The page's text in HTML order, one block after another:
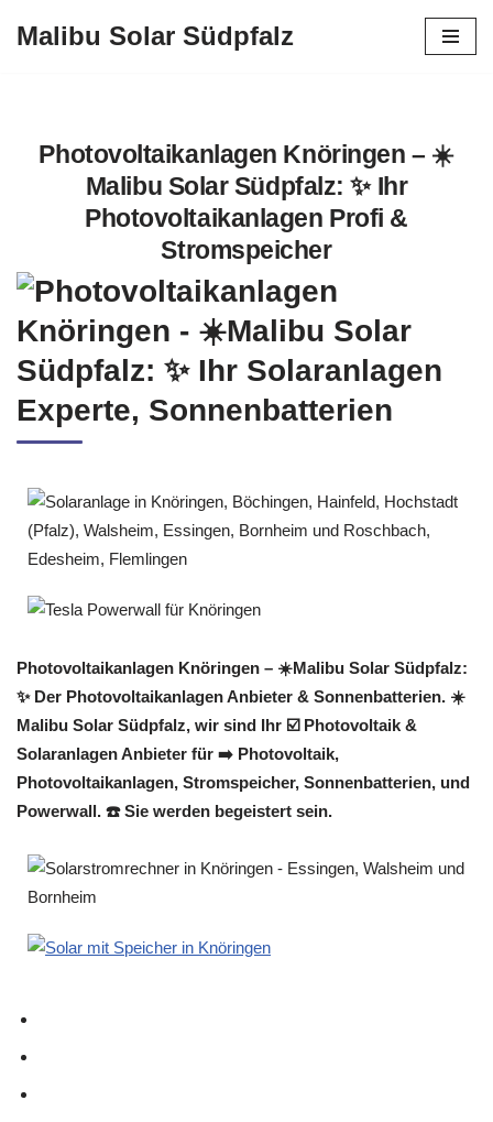
Malibu Solar Südpfalz
Photovoltaikanlagen Knöringen – ☀️
Malibu Solar Südpfalz: ✨ Ihr
Photovoltaikanlagen Profi &
Stromspeicher
Photovoltaikanlagen Knöringen – ☀️Malibu Solar Südpfalz:
✨ Der Photovoltaikanlagen Anbieter & Sonnenbatterien. ☀️
Malibu Solar Südpfalz, wir sind Ihr ☑️ Photovoltaik &
Solaranlagen Anbieter für ➡️ Photovoltaik,
Photovoltaikanlagen, Stromspeicher, Sonnenbatterien, und
Powerwall. ☎️ Sie werden begeistert sein.